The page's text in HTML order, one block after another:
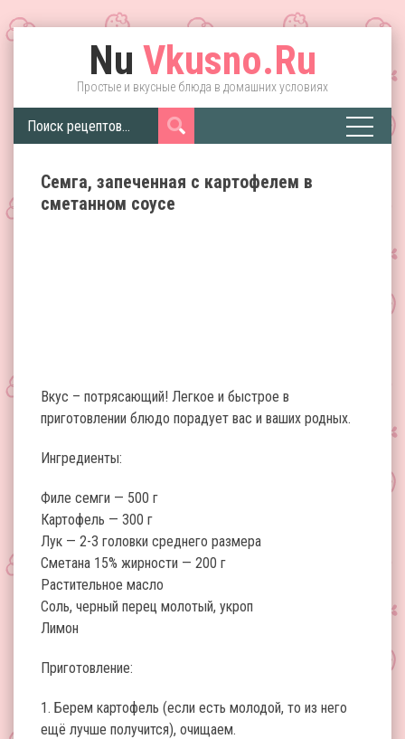
Nu Vkusno.Ru
Простые и вкусные блюда в домашних условиях
Семга, запеченная с картофелем в
сметанном соусе
Вкус – потрясающий! Легкое и быстрое в
приготовлении блюдо порадует вас и ваших родных.
Ингредиенты:
Филе семги — 500 г
Картофель — 300 г
Лук — 2-3 головки среднего размера
Сметана 15% жирности — 200 г
Растительное масло
Соль, черный перец молотый, укроп
Лимон
Приготовление:
1. Берем картофель (если есть молодой, то из него
ещё лучше получится), очищаем.